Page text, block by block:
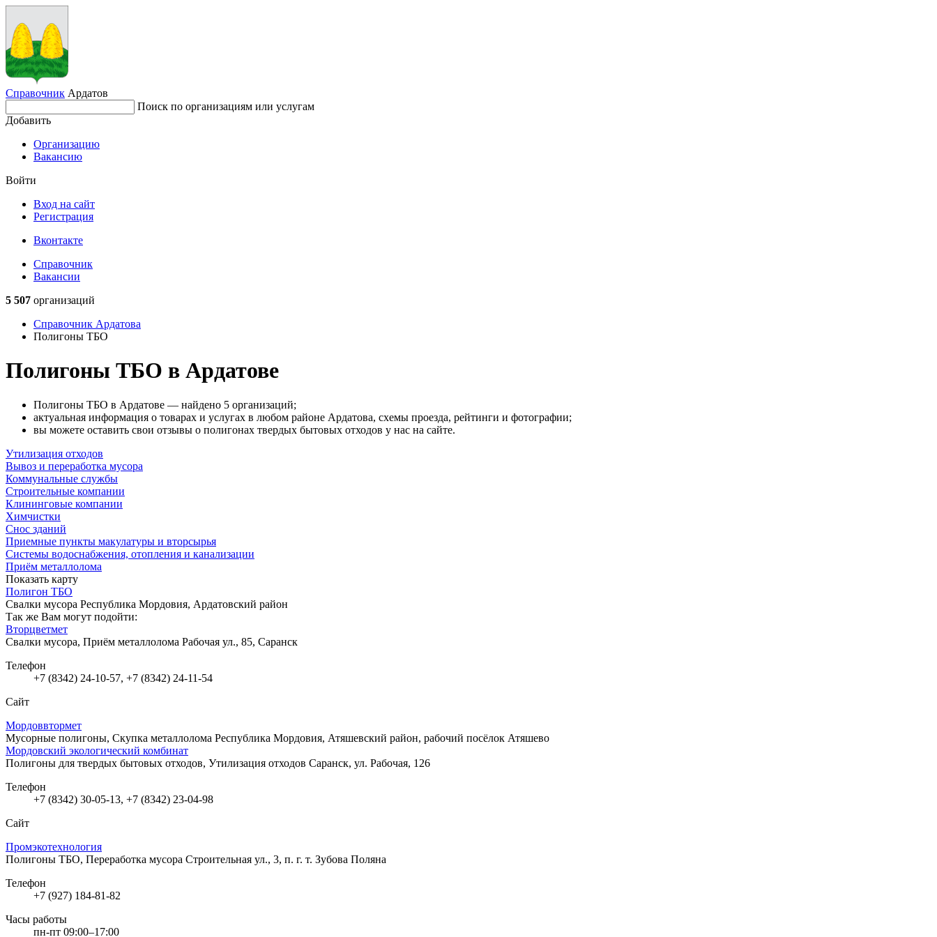
Справочник Ардатов
Поиск по организациям или услугам
Добавить
Организацию
Вакансию
Войти
Вход на сайт
Регистрация
Вконтакте
Справочник
Вакансии
5 507 организаций
Справочник Ардатова
Полигоны ТБО
Полигоны ТБО в Ардатове
Полигоны ТБО в Ардатове — найдено 5 организаций;
актуальная информация о товарах и услугах в любом районе Ардатова, схемы проезда, рейтинги и фотографии;
вы можете оставить свои отзывы о полигонах твердых бытовых отходов у нас на сайте.
Утилизация отходов
Вывоз и переработка мусора
Коммунальные службы
Строительные компании
Клининговые компании
Химчистки
Снос зданий
Приемные пункты макулатуры и вторсырья
Системы водоснабжения, отопления и канализации
Приём металлолома
Показать карту
Полигон ТБО
Свалки мусора Республика Мордовия, Ардатовский район
Так же Вам могут подойти:
Вторцветмет
Свалки мусора, Приём металлолома Рабочая ул., 85, Саранск
Телефон
+7 (8342) 24-10-57, +7 (8342) 24-11-54
Сайт
Мордоввтормет
Мусорные полигоны, Скупка металлолома Республика Мордовия, Атяшевский район, рабочий посёлок Атяшево
Мордовский экологический комбинат
Полигоны для твердых бытовых отходов, Утилизация отходов Саранск, ул. Рабочая, 126
Телефон
+7 (8342) 30-05-13, +7 (8342) 23-04-98
Сайт
Промэкотехнология
Полигоны ТБО, Переработка мусора Строительная ул., 3, п. г. т. Зубова Поляна
Телефон
+7 (927) 184-81-82
Часы работы
пн-пт 09:00–17:00